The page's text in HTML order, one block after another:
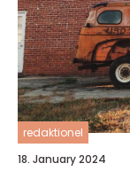
redaktionel
18. January 2024